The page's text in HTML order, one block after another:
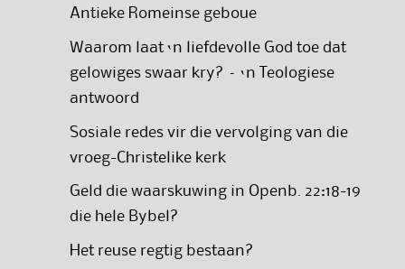
Antieke Romeinse geboue
Waarom laat ‘n liefdevolle God toe dat
gelowiges swaar kry? – ‘n Teologiese
antwoord
Sosiale redes vir die vervolging van die
vroeg-Christelike kerk
Geld die waarskuwing in Openb. 22:18-19
die hele Bybel?
Het reuse regtig bestaan?